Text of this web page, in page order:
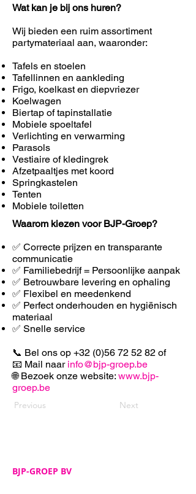
Wat kan je bij ons huren?
Wij bieden een ruim assortiment
partymateriaal aan, waaronder:
Tafels en stoelen
Tafellinnen en aankleding
Frigo, koelkast en diepvriezer
Koelwagen
Biertap of tapinstallatie
Mobiele spoeltafel
Verlichting en verwarming
Parasols
Vestiaire of kledingrek
Afzetpaaltjes met koord
Springkastelen
Tenten
Mobiele toiletten
Waarom kiezen voor BJP-Groep?
✅ Correcte prijzen en transparante
communicatie
✅ Familiebedrijf = Persoonlijke aanpak
✅ Betrouwbare levering en ophaling
✅ Flexibel en meedenkend
✅ Perfect onderhouden en hygiënisch
materiaal
✅ Snelle service
📞 Bel ons op +32 (0)56 72 52 82 of
📧 Mail naar info@bjp-groep.be
🌐 Bezoek onze website: www.bjp-
groep.be
Previous Next
BJP-GROEP BV